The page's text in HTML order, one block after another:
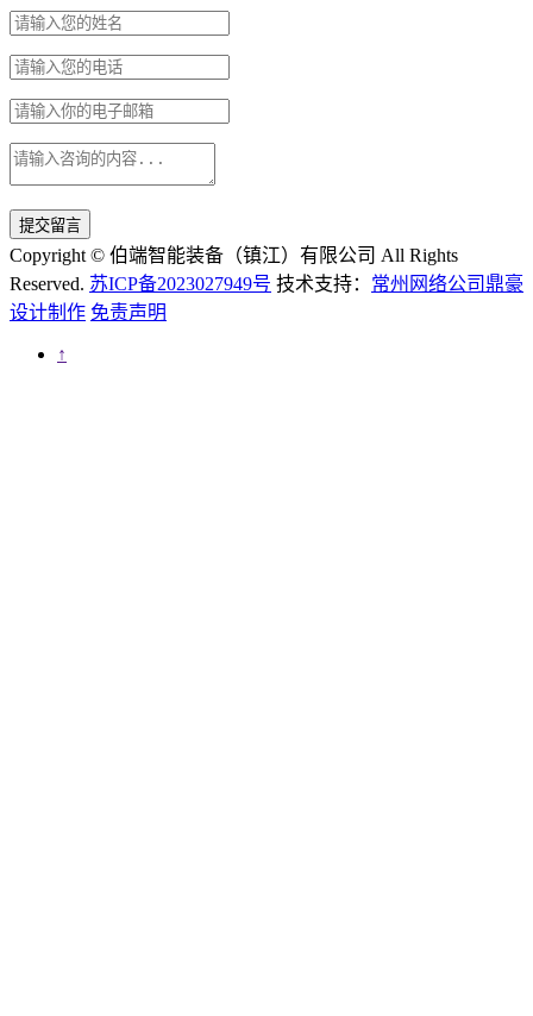
提交留言
Copyright © 伯端智能装备（镇江）有限公司 All Rights
Reserved. 苏ICP备2023027949号 技术支持： 常州网络公司鼎豪
设计制作 免责声明
↑